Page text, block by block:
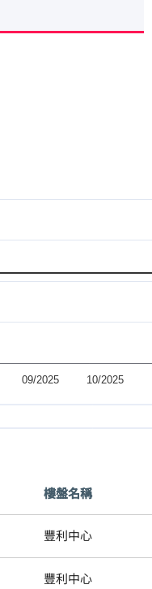
樓盤名稱
豐利中心
豐利中心